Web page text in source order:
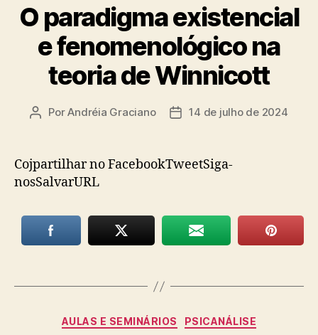
O paradigma existencial
e fenomenológico na
teoria de Winnicott
Autor
PorAndréia Graciano
Data14 de julho de 2024
Cojpartilhar no FacebookTweetSiga-
nosSalvarURL
Categorias
AULAS E SEMINÁRIOS PSICANÁLISE